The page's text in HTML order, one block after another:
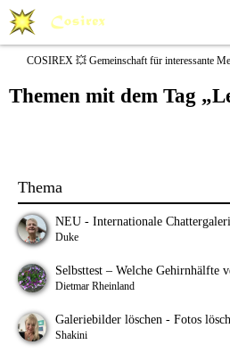
COSIREX 💥 Gemeinschaft für interessante
Themen mit dem Tag
Thema
NEU - Internationale
Duke
Selbsttest – Welche Gehirnhälfte
Dietmar Rheinland
Galeriebilder löschen - Fotos
Shakini